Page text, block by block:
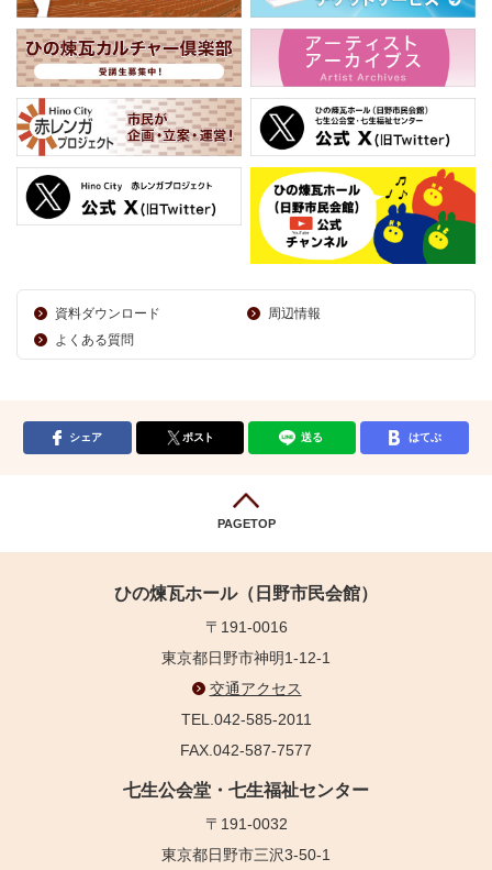
資料ダウンロード
周辺情報
よくある質問
シェア ポスト 送る はてぶ
PAGETOP
ひの煉瓦ホール（日野市民会館）
〒191-0016
東京都日野市神明1-12-1
交通アクセス
TEL.042-585-2011
FAX.042-587-7577
七生公会堂・七生福祉センター
〒191-0032
東京都日野市三沢3-50-1